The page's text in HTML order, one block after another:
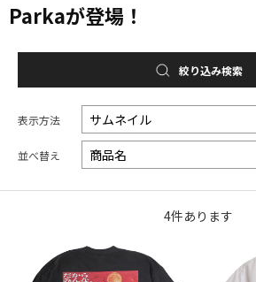
Parkaが登場！
絞り込み検索
表示方法
並べ替え
4件あります